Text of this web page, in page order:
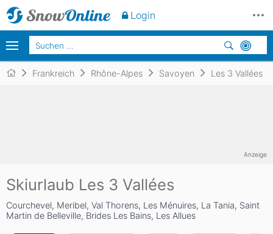
Frankreich Rhône-Alpes Savoyen Les 3 Vallées
Skiurlaub Les 3 Vallées
Courchevel, Meribel, Val Thorens, Les Ménuires, La Tania, Saint
Martin de Belleville, Brides Les Bains, Les Allues
Anzeige
Login